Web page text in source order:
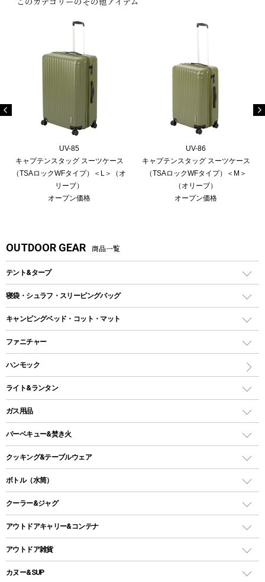
UV-85
キャプテンスタッグ スーツケース
（TSAロックWFタイプ）＜L＞（オ
リーブ）
オープン価格
UV-86
キャプテンスタッグ スーツケース
（TSAロックWFタイプ）＜M＞
（オリーブ）
オープン価格
OUTDOOR GEAR 商品一覧
テント&タープ
テント
ツールームテント
ワンポールテント
シェルターテント
ロッジ型・オリジナルテント
タープ
スクエアタープ（レクタタープ）
メッシュタープ
自立式タープ
パラソル
テントアクセサリー
ペグ
寝袋・シュラフ・スリーピングバッグ
レクタングラー型（封筒型）シュラフ
インナーシュラフ
キャンピングベッド・コット・マット
キャンピングベッド・コット
インフレータブルマット
ファニチャー
アウトドアテーブル
レジャーシート
ハンモック
ライト&ランタン
LEDランタン
ガスランタン
オイルランタン
LEDライト
ヘッドライト
キャンドル
ガス用品
ガスバーナー
ガス缶
ガストーチ、ライター
バーベキュー&焚き火
バーベキューコンロ、グリル
焚き火台タイプ（ロースタイル）グリル
卓上タイプグリル
パーティータイプグリル
鉄板、アミ
クッキング&テーブルウェア
ダッチオーブン
ホットサンドメーカー
クッカーセット
シェラカップ
ボトル（水筒）
ステンレスボトル
コップ付きタイプ
ワンタッチタイプ
プラスチックボトル
クーラー&ジャグ
クーラーボックス
クーラーバッグ
ウォータージャグ
アウトドアキャリー&コンテナ
アウトドアキャリー
アウトドア雑貨
バックパック&バッグ
カヌー&SUP